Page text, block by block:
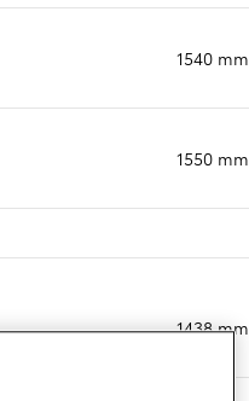
1540 mm
1550 mm
1438 mm